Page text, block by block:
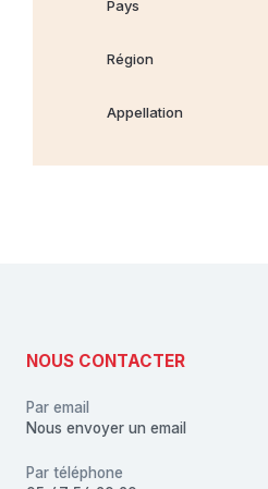
Pays
Région
Appellation
NOUS CONTACTER
Par email
Nous envoyer un email
Par téléphone